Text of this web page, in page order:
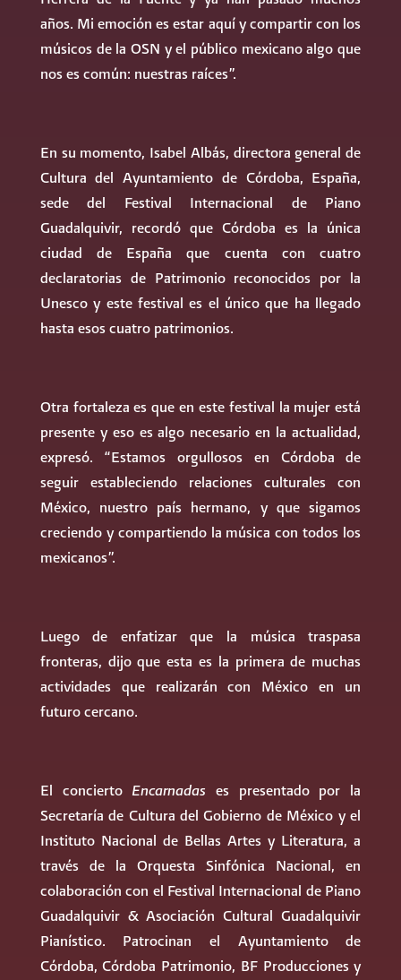
años. Mi emoción es estar aquí y compartir con los
músicos de la OSN y el público mexicano algo que
nos es común: nuestras raíces”.
En su momento, Isabel Albás, directora general de
Cultura del Ayuntamiento de Córdoba, España,
sede del Festival Internacional de Piano
Guadalquivir, recordó que Córdoba es la única
ciudad de España que cuenta con cuatro
declaratorias de Patrimonio reconocidos por la
Unesco y este festival es el único que ha llegado
hasta esos cuatro patrimonios.
Otra fortaleza es que en este festival la mujer está
presente y eso es algo necesario en la actualidad,
expresó. “Estamos orgullosos en Córdoba de
seguir estableciendo relaciones culturales con
México, nuestro país hermano, y que sigamos
creciendo y compartiendo la música con todos los
mexicanos”.
Luego de enfatizar que la música traspasa
fronteras, dijo que esta es la primera de muchas
actividades que realizarán con México en un
futuro cercano.
El concierto Encarnadas es presentado por la
Secretaría de Cultura del Gobierno de México y el
Instituto Nacional de Bellas Artes y Literatura, a
través de la Orquesta Sinfónica Nacional, en
colaboración con el Festival Internacional de Piano
Guadalquivir & Asociación Cultural Guadalquivir
Pianístico. Patrocinan el Ayuntamiento de
Córdoba, Córdoba Patrimonio, BF Producciones y